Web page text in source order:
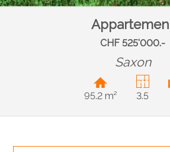
CHF 525'000.-
Saxon
95.2 m² 3.5